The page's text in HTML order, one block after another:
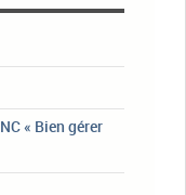
« Bien gérer